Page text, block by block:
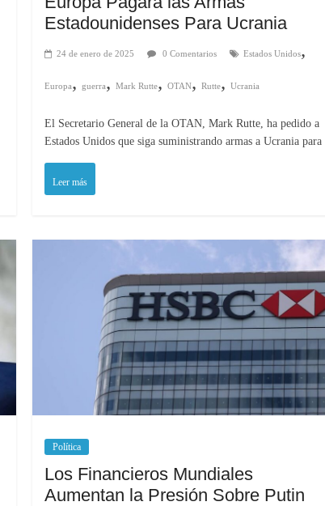
Estadounidenses Para Ucrania
24 de enero de 2025 0 Comentarios Estados Unidos,
Europa,guerra,Mark Rutte,OTAN,Rutte,Ucrania
El Secretario General de la OTAN, Mark Rutte, ha pedido a
Estados Unidos que siga suministrando armas a Ucrania para
Leer más
Política
Los Financieros Mundiales
Aumentan la Presión Sobre Putin